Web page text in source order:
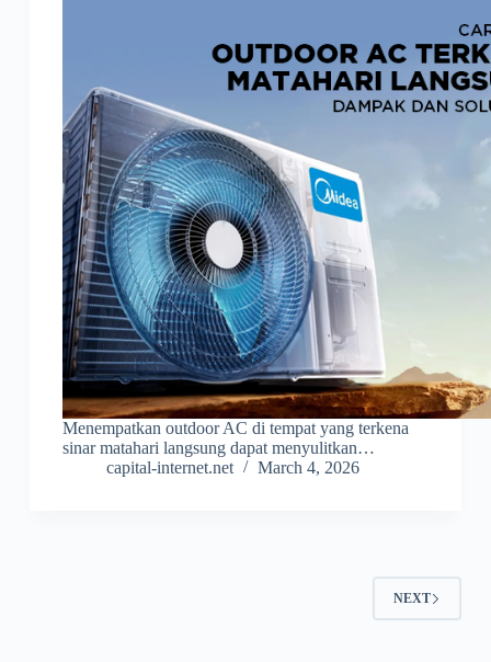
Menempatkan outdoor AC di tempat yang terkena
sinar matahari langsung dapat menyulitkan…
capital-internet.net
March 4, 2026
NEXT